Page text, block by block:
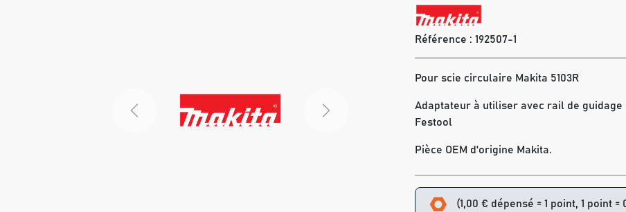
Previous Next
Référence : 192507-1
Pour scie circulaire Makita 5103R
Adaptateur à utiliser avec rail de guidage
Festool
Pièce OEM d'origine Makita.
(1,00 € dépensé = 1 point, 1 point =